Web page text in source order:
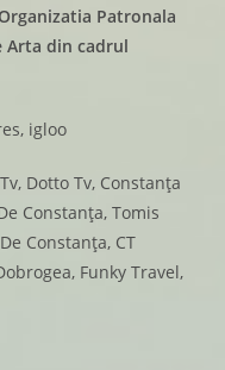
Patronala
Arta din cadrul
igloo
Dotto Tv, Constanța
Constanța, Tomis
Constanța, CT
Funky Travel,